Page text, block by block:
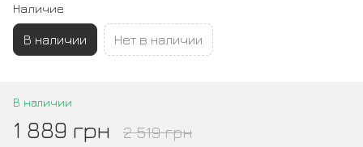
Наличие
В наличии Нет в наличии
В наличии
1 889 грн 2 519 грн